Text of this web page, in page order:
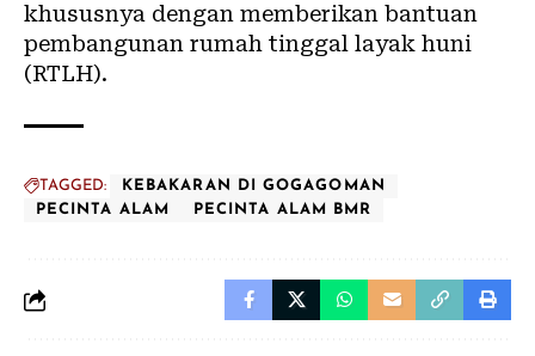
khususnya dengan memberikan bantuan
pembangunan rumah tinggal layak huni
(RTLH).
TAGGED:
KEBAKARAN DI GOGAGOMAN
PECINTA ALAM
PECINTA ALAM BMR